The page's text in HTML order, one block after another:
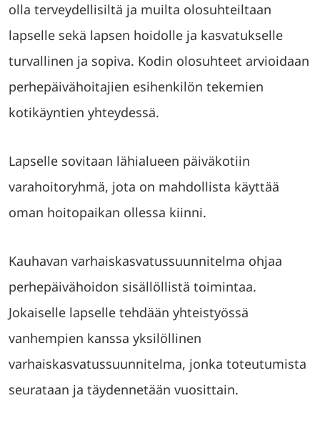
olla terveydellisiltä ja muilta olosuhteiltaan
lapselle sekä lapsen hoidolle ja kasvatukselle
turvallinen ja sopiva. Kodin olosuhteet arvioidaan
perhepäivähoitajien esihenkilön tekemien
kotikäyntien yhteydessä.
Lapselle sovitaan lähialueen päiväkotiin
varahoitoryhmä, jota on mahdollista käyttää
oman hoitopaikan ollessa kiinni.
Kauhavan varhaiskasvatussuunnitelma ohjaa
perhepäivähoidon sisällöllistä toimintaa.
Jokaiselle lapselle tehdään yhteistyössä
vanhempien kanssa yksilöllinen
varhaiskasvatussuunnitelma, jonka toteutumista
seurataan ja täydennetään vuosittain.